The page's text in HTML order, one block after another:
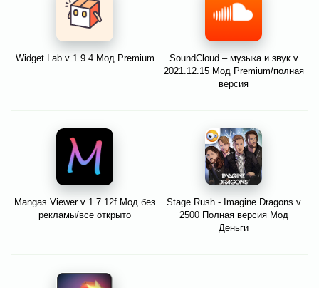
Widget Lab v 1.9.4 Мод Premium
SoundCloud – музыка и звук v
2021.12.15 Мод Premium/полная
версия
Mangas Viewer v 1.7.12f Мод без
рекламы/все открыто
Stage Rush - Imagine Dragons v
2500 Полная версия Мод
Деньги